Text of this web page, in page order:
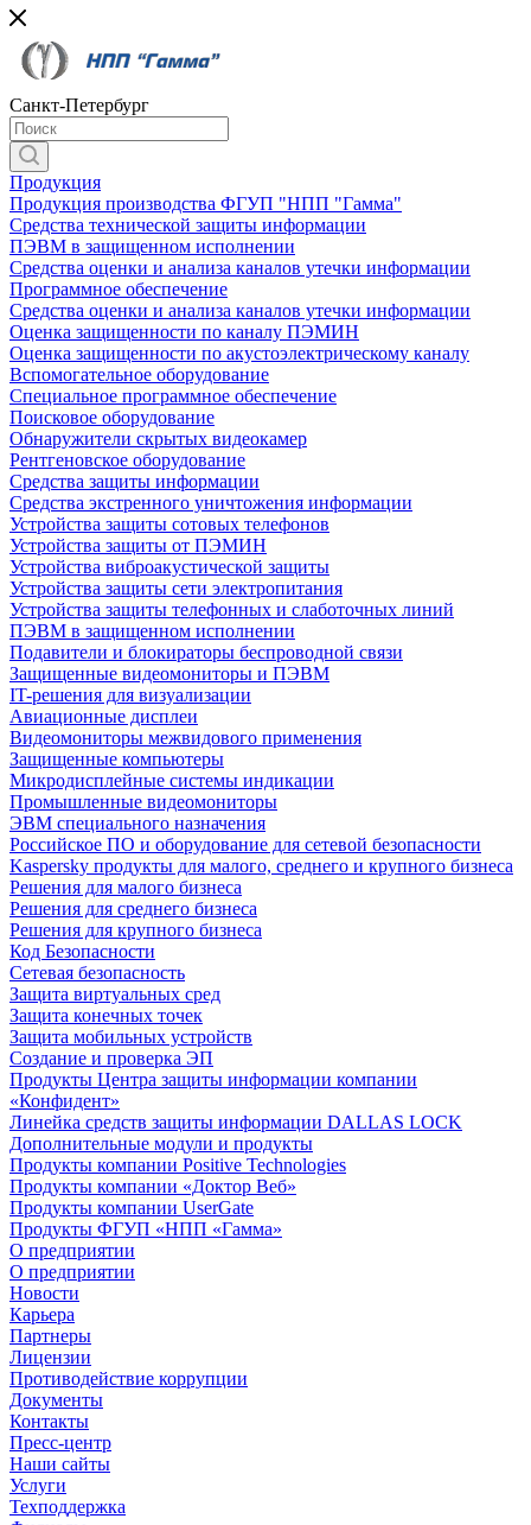
Санкт-Петербург
Продукция
Продукция производства ФГУП "НПП "Гамма"
Средства технической защиты информации
ПЭВМ в защищенном исполнении
Средства оценки и анализа каналов утечки информации
Программное обеспечение
Средства оценки и анализа каналов утечки информации
Оценка защищенности по каналу ПЭМИН
Оценка защищенности по акустоэлектрическому каналу
Вспомогательное оборудование
Специальное программное обеспечение
Поисковое оборудование
Обнаружители скрытых видеокамер
Рентгеновское оборудование
Средства защиты информации
Средства экстренного уничтожения информации
Устройства защиты сотовых телефонов
Устройства защиты от ПЭМИН
Устройства виброакустической защиты
Устройства защиты сети электропитания
Устройства защиты телефонных и слаботочных линий
ПЭВМ в защищенном исполнении
Подавители и блокираторы беспроводной связи
Защищенные видеомониторы и ПЭВМ
IT-решения для визуализации
Авиационные дисплеи
Видеомониторы межвидового применения
Защищенные компьютеры
Микродисплейные системы индикации
Промышленные видеомониторы
ЭВМ специального назначения
Российское ПО и оборудование для сетевой безопасности
Kaspersky продукты для малого, среднего и крупного бизнеса
Решения для малого бизнеса
Решения для среднего бизнеса
Решения для крупного бизнеса
Код Безопасности
Сетевая безопасность
Защита виртуальных сред
Защита конечных точек
Защита мобильных устройств
Создание и проверка ЭП
Продукты Центра защиты информации компании
«Конфидент»
Линейка средств защиты информации DALLAS LOCK
Дополнительные модули и продукты
Продукты компании Positive Technologies
Продукты компании «Доктор Веб»
Продукты компании UserGate
Продукты ФГУП «НПП «Гамма»
О предприятии
О предприятии
Новости
Карьера
Партнеры
Лицензии
Противодействие коррупции
Документы
Контакты
Пресс-центр
Наши сайты
Услуги
Техподдержка